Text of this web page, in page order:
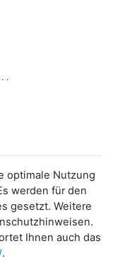
optimale Nutzung
werden für den
gesetzt. Weitere
Ihnen auch das
.